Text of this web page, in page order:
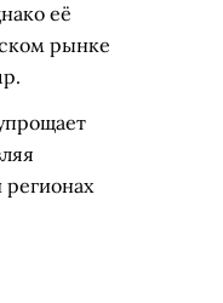
её
рынке
регионах